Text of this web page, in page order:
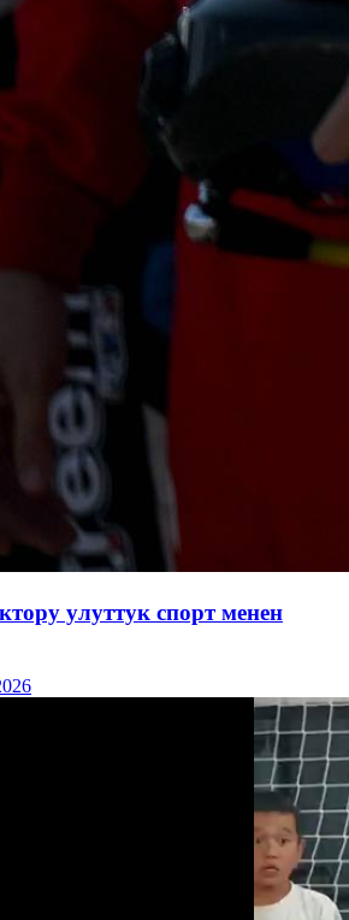
улуттук спорт менен